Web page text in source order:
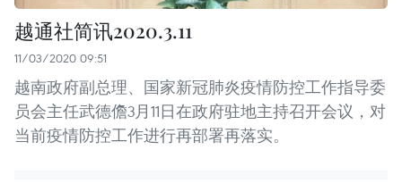
越通社简讯2020.3.11
11/03/2020 09:51
越南政府副总理、国家新冠肺炎疫情防控工作指导委
员会主任武德儋3月11日在政府驻地主持召开会议，对
当前疫情防控工作进行再部署再落实。